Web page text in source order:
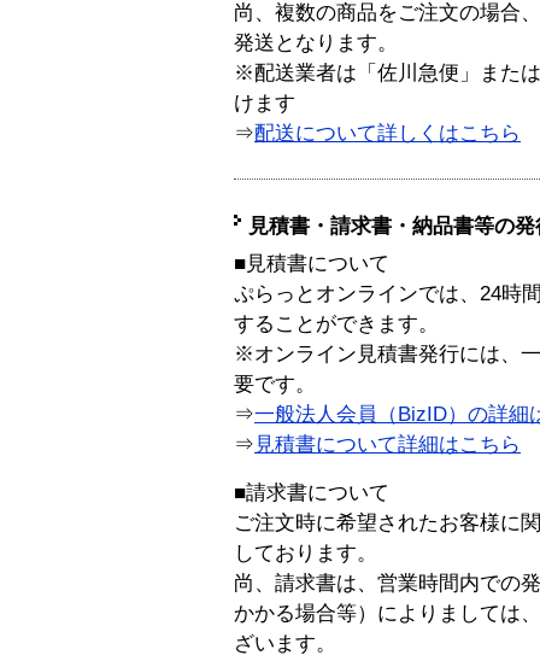
尚、複数の商品をご注文の場合
発送となります。
※配送業者は「佐川急便」また
けます
⇒配送について詳しくはこちら
見積書・請求書・納品書等の
■見積書について
ぷらっとオンラインでは、24時
することができます。
※オンライン見積書発行には、
要です。
⇒一般法人会員（BizID）の詳細
⇒ 見積書について詳細はこちら
■請求書について
ご注文時に希望されたお客様に
しております。
尚、請求書は、営業時間内での
かかる場合等）によりましては
ざいます。